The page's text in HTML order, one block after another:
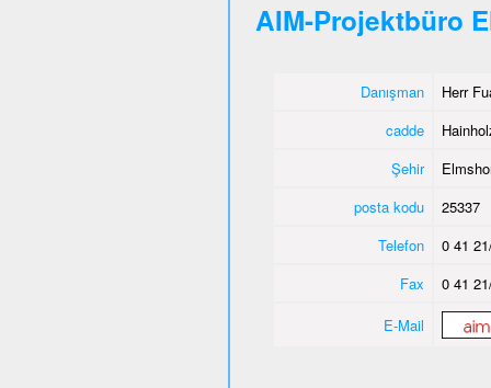
AIM-Projektbüro
Danışman
Herr
cadde
Şehir
posta kodu
25337
Telefon
0 41
Fax
0 41
E-Mail